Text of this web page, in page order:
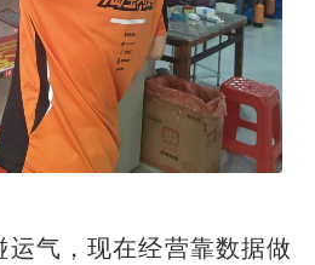
运气，现在经营靠数据做